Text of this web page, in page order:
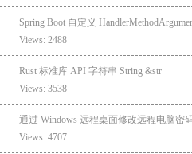
Spring Boot 自定义
Views: 2488
Rust 标准库 API 字符串 String &str
Views: 3538
通过 Windows 远程桌面修改远程电脑密
Views: 4707